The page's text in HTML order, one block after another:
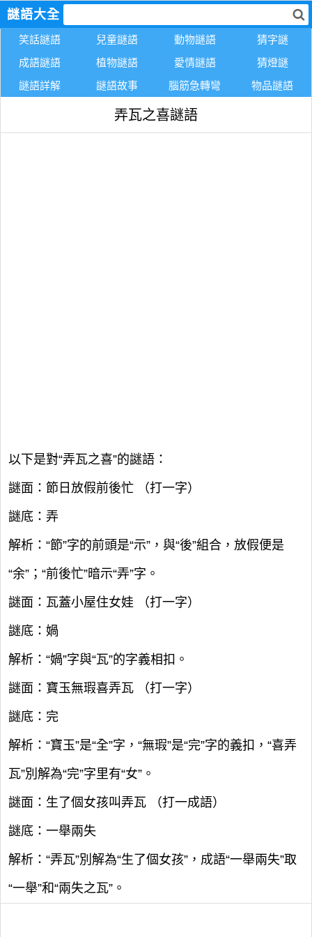
謎語大全
笑話謎語 兒童謎語 動物謎語
猜字謎
成語謎語
植物謎語 愛情謎語
猜燈謎
謎語詳解
謎語故事 腦筋急轉彎 物品謎語
弄瓦之喜謎語
以下是對“弄瓦之喜”的謎語：
謎面：節日放假前後忙 （打一字）
謎底：弄
解析：“節”字的前頭是“示”，與“後”組合，放假便是
“余”；“前後忙”暗示“弄”字。
謎面：瓦蓋小屋住女娃 （打一字）
謎底：媧
解析：“媧”字與“瓦”的字義相扣。
謎面：寶玉無瑕喜弄瓦 （打一字）
謎底：完
解析：“寶玉”是“全”字，“無瑕”是“完”字的義扣，“喜弄
瓦”別解為“完”字里有“女”。
謎面：生了個女孩叫弄瓦 （打一成語）
謎底：一舉兩失
解析：“弄瓦”別解為“生了個女孩”，成語“一舉兩失”取
“一舉”和“兩失之瓦”。